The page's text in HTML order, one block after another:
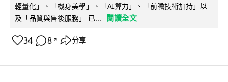
輕量化」、「機身美學」、「AI算力」、「前瞻技術加持」以
及「品質與售後服務」 已...
閱讀全文
34 8 ↗ 分享